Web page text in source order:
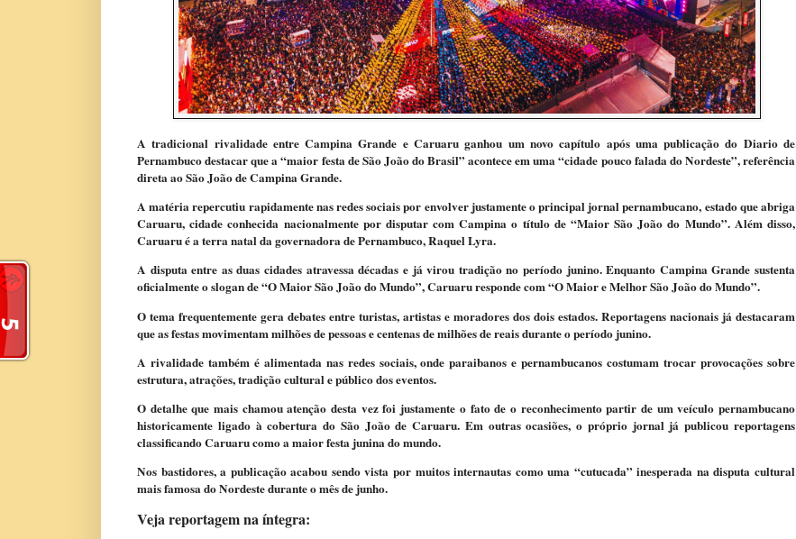
A tradicional rivalidade entreCampina Grande eCaruaru ganhou um novo capítulo após uma publicação do Diario de
Pernambucodestacar que a “maior festa de São João do Brasil” acontece em uma “cidade pouco falada do Nordeste”, referência
direta ao São João de Campina Grande.
A matéria repercutiu rapidamente nas redes sociais por envolver justamente o principal jornal pernambucano, estado que abriga
Caruaru, cidade conhecida nacionalmente por disputar com Campina o título de “Maior São João do Mundo”. Além disso,
Caruaru é a terra natal da governadora de Pernambuco,Raquel Lyra.
A disputa entre as duas cidades atravessa décadas e já virou tradição no período junino. Enquanto Campina Grande sustenta
oficialmente o slogan de “O Maior São João do Mundo”, Caruaru responde com “O Maior e Melhor São João do Mundo”.
O tema frequentemente gera debates entre turistas, artistas e moradores dos dois estados. Reportagens nacionais já destacaram
que as festas movimentam milhões de pessoas e centenas de milhões de reais durante o período junino.
A rivalidade também é alimentada nas redes sociais, onde paraibanos e pernambucanos costumam trocar provocações sobre
estrutura, atrações, tradição cultural e público dos eventos.
O detalhe que mais chamou atenção desta vez foi justamente o fato de o reconhecimento partir de um veículo pernambucano
historicamente ligado à cobertura do São João de Caruaru. Em outras ocasiões, o próprio jornal já publicou reportagens
classificando Caruaru como a maior festa junina do mundo.
Nos bastidores, a publicação acabou sendo vista por muitos internautas como uma “cutucada” inesperada na disputa cultural
mais famosa do Nordeste durante o mês de junho.
Veja reportagem na íntegra: